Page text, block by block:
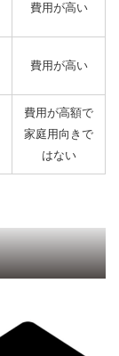
費用が高い
費用が高い
費用が高額で
家庭用向きで
はない